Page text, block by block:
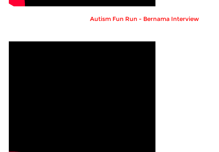
Autism Fun Run - Bernama Interview